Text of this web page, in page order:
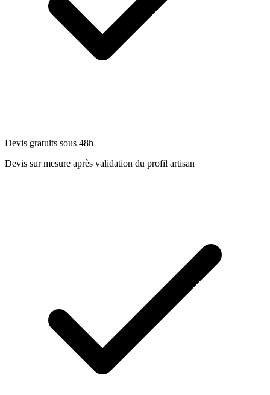
Devis gratuits sous 48h
Devis sur mesure après validation du profil artisan